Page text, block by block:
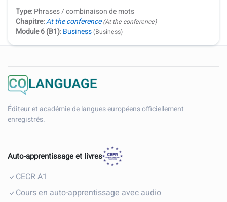
Type:Phrases / combinaison de mots
Chapitre:At the conference (At the conference)
Module 6 (B1):Business(Business)
Éditeur et académie de langues européens officiellement
enregistrés.
Auto-apprentissage et livres
CECR A1
Cours en auto-apprentissage avec audio